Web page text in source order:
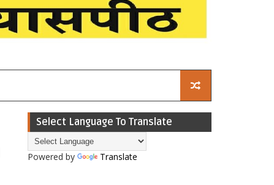
Select Language To Translate
Powered by Translate